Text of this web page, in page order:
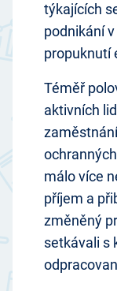
týkajících
podnikání
propuknutí
Téměř
aktivních
málo více
příjem a
změněný
setkávali s